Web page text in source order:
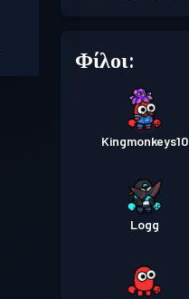
Φίλοι:
Kingmonkeys10
Logg